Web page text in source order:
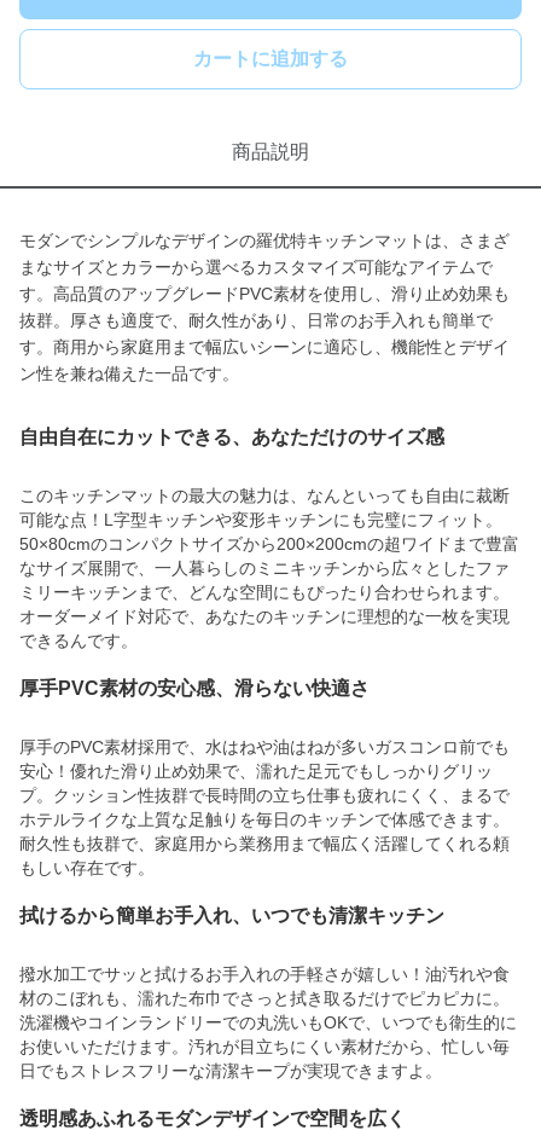
カートに追加する
商品説明
モダンでシンプルなデザインの羅优特キッチンマットは、さまざ
まなサイズとカラーから選べるカスタマイズ可能なアイテムで
す。高品質のアップグレードPVC素材を使用し、滑り止め効果も
抜群。厚さも適度で、耐久性があり、日常のお手入れも簡単で
す。商用から家庭用まで幅広いシーンに適応し、機能性とデザイ
ン性を兼ね備えた一品です。
自由自在にカットできる、あなただけのサイズ感
このキッチンマットの最大の魅力は、なんといっても自由に裁断
可能な点！L字型キッチンや変形キッチンにも完璧にフィット。
50×80cmのコンパクトサイズから200×200cmの超ワイドまで豊富
なサイズ展開で、一人暮らしのミニキッチンから広々としたファ
ミリーキッチンまで、どんな空間にもぴったり合わせられます。
オーダーメイド対応で、あなたのキッチンに理想的な一枚を実現
できるんです。
厚手PVC素材の安心感、滑らない快適さ
厚手のPVC素材採用で、水はねや油はねが多いガスコンロ前でも
安心！優れた滑り止め効果で、濡れた足元でもしっかりグリッ
プ。クッション性抜群で長時間の立ち仕事も疲れにくく、まるで
ホテルライクな上質な足触りを毎日のキッチンで体感できます。
耐久性も抜群で、家庭用から業務用まで幅広く活躍してくれる頼
もしい存在です。
拭けるから簡単お手入れ、いつでも清潔キッチン
撥水加工でサッと拭けるお手入れの手軽さが嬉しい！油汚れや食
材のこぼれも、濡れた布巾でさっと拭き取るだけでピカピカに。
洗濯機やコインランドリーでの丸洗いもOKで、いつでも衛生的に
お使いいただけます。汚れが目立ちにくい素材だから、忙しい毎
日でもストレスフリーな清潔キープが実現できますよ。
透明感あふれるモダンデザインで空間を広く